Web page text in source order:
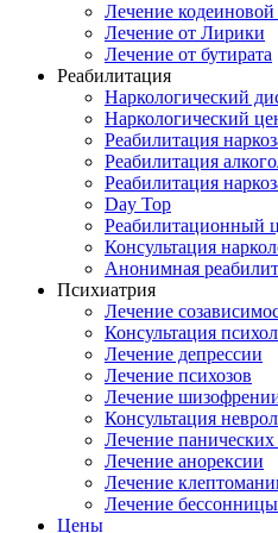
Лечение кодеиновой
Лечение от Лирики
Лечение от бутирата
Реабилитация
Наркологический
Наркологический
Реабилитация
Реабилитация
Реабилитация
Day Top
Реабилитационный
Консультация
Анонимная
Психиатрия
Лечение
Консультация
Лечение депрессии
Лечение психозов
Лечение
Консультация
Лечение панических
Лечение анорексии
Лечение
Лечение бессонницы
Цены